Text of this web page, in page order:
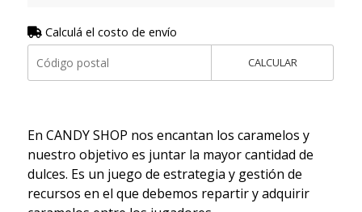
Calculá el costo de envío
CALCULAR
En CANDY SHOP nos encantan los caramelos y
nuestro objetivo es juntar la mayor cantidad de
dulces. Es un juego de estrategia y gestión de
recursos en el que debemos repartir y adquirir